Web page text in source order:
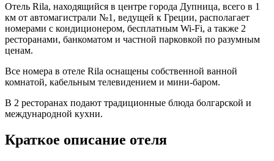
Отель Rila, находящийся в центре города Дупница, всего в 1
км от автомагистрали №1, ведущей к Греции, располагает
номерами с кондиционером, бесплатным Wi-Fi, а также 2
ресторанами, банкоматом и частной парковкой по разумным
ценам.
Все номера в отеле Rila оснащены собственной ванной
комнатой, кабельным телевидением и мини-баром.
В 2 ресторанах подают традиционные блюда болгарской и
международной кухни.
Краткое описание отеля